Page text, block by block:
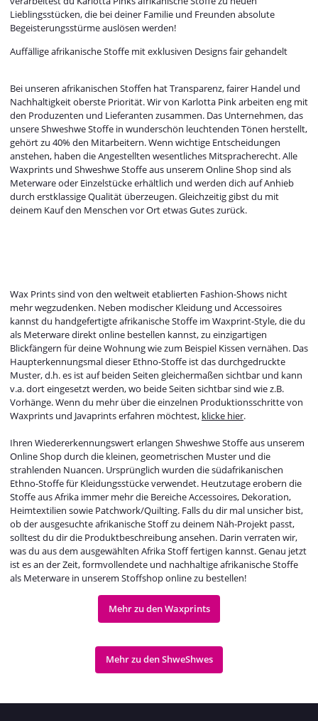
Lieblingsstücken, die bei deiner Familie und Freunden absolute
Begeisterungsstürme auslösen werden!
Auffällige afrikanische Stoffe mit exklusiven Designs fair gehandelt
Bei unseren afrikanischen Stoffen hat Transparenz, fairer Handel und
Nachhaltigkeit oberste Priorität. Wir von Karlotta Pink arbeiten eng mit
den Produzenten und Lieferanten zusammen. Das Unternehmen, das
unsere Shweshwe Stoffe in wunderschön leuchtenden Tönen herstellt,
gehört zu 40% den Mitarbeitern. Wenn wichtige Entscheidungen
anstehen, haben die Angestellten wesentliches Mitspracherecht. Alle
Waxprints und Shweshwe Stoffe aus unserem Online Shop sind als
Meterware oder Einzelstücke erhältlich und werden dich auf Anhieb
durch erstklassige Qualität überzeugen. Gleichzeitig gibst du mit
deinem Kauf den Menschen vor Ort etwas Gutes zurück.
Wax Prints sind von den weltweit etablierten Fashion-Shows nicht
mehr wegzudenken. Neben modischer Kleidung und Accessoires
kannst du handgefertigte afrikanische Stoffe im Waxprint-Style, die du
als Meterware direkt online bestellen kannst, zu einzigartigen
Blickfängern für deine Wohnung wie zum Beispiel Kissen vernähen. Das
Haupterkennungsmal dieser Ethno-Stoffe ist das durchgedruckte
Muster, d.h. es ist auf beiden Seiten gleichermaßen sichtbar und kann
v.a. dort eingesetzt werden, wo beide Seiten sichtbar sind wie z.B.
Vorhänge. Wenn du mehr über die einzelnen Produktionsschritte von
Waxprints und Javaprints erfahren möchtest, klicke hier.
Ihren Wiedererkennungswert erlangen Shweshwe Stoffe aus unserem
Online Shop durch die kleinen, geometrischen Muster und die
strahlenden Nuancen. Ursprünglich wurden die südafrikanischen
Ethno-Stoffe für Kleidungsstücke verwendet. Heutzutage erobern die
Stoffe aus Afrika immer mehr die Bereiche Accessoires, Dekoration,
Heimtextilien sowie Patchwork/Quilting. Falls du dir mal unsicher bist,
ob der ausgesuchte afrikanische Stoff zu deinem Näh-Projekt passt,
solltest du dir die Produktbeschreibung ansehen. Darin verraten wir,
was du aus dem ausgewählten Afrika Stoff fertigen kannst. Genau jetzt
ist es an der Zeit, formvollendete und nachhaltige afrikanische Stoffe
als Meterware in unserem Stoffshop online zu bestellen!
Mehr zu den Waxprints
Mehr zu den ShweShwes